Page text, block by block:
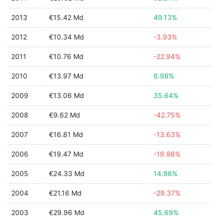
2013 €15.42 Md 49.13%
2012 €10.34 Md -3.93%
2011 €10.76 Md -22.94%
2010 €13.97 Md 6.98%
2009 €13.06 Md 35.64%
2008 €9.62 Md -42.75%
2007 €16.81 Md -13.63%
2006 €19.47 Md -19.98%
2005 €24.33 Md 14.96%
2004 €21.16 Md -29.37%
2003 €29.96 Md 45.69%